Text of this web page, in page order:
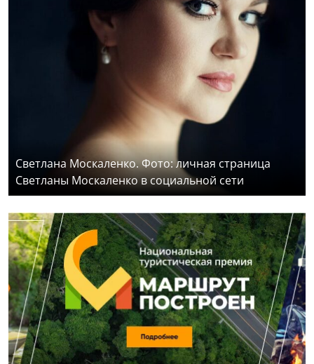
Светлана Москаленко. Фото: личная страница
Светланы Москаленко в социальной сети